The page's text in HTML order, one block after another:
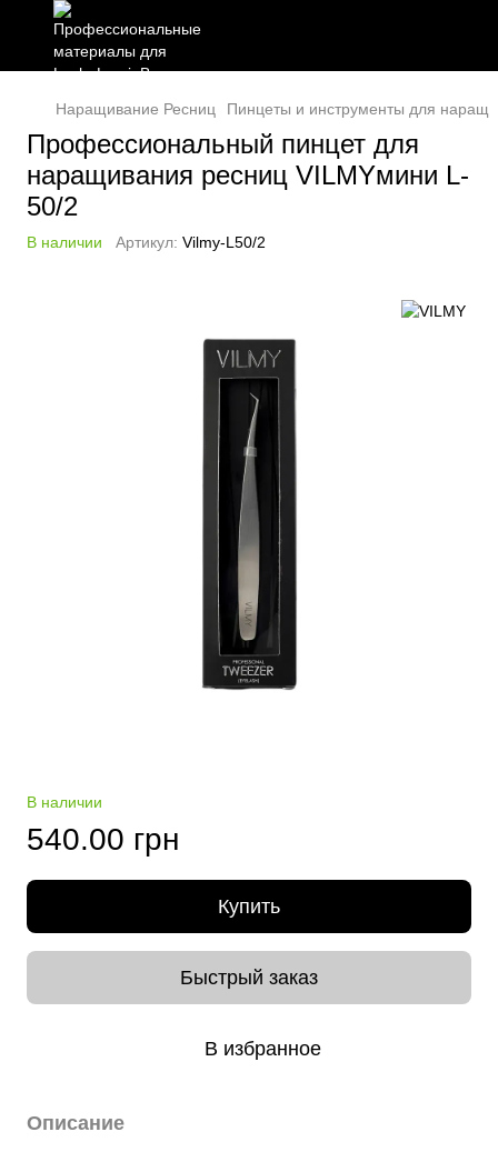
Наращивание Ресниц Пинцеты и инструменты для
Профессиональный пинцет для
наращивания ресниц VILMYмини L-
50/2
В наличии Артикул: Vilmy-L50/2
В наличии
540.00 грн
Купить
Быстрый заказ
В избранное
Описание